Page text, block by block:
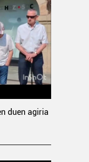
duen agiria